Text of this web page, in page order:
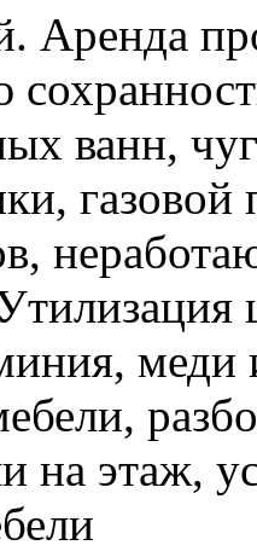
Аренда
ванн,
меди
на этаж,